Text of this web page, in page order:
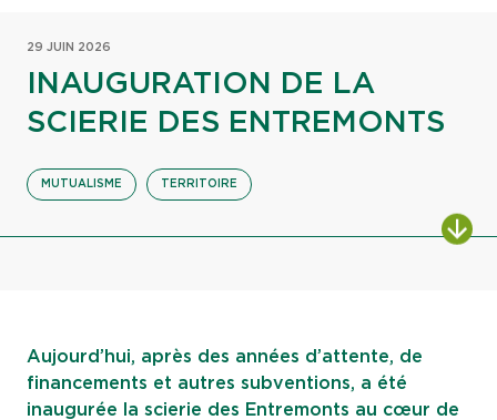
29 JUIN 2026
INAUGURATION DE LA
SCIERIE DES ENTREMONTS
MUTUALISME TERRITOIRE
Aujourd’hui, après des années d’attente, de
financements et autres subventions, a été
inaugurée la scierie des Entremonts au cœur de